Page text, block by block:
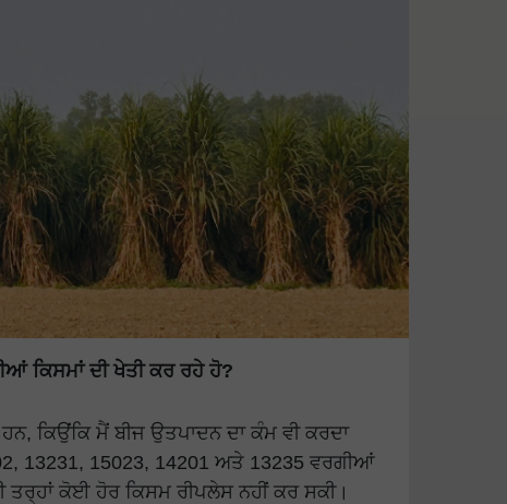
ਕਿਸਮਾਂ ਦੀ ਖੇਤੀ ਕਰ ਰਹੇ ਹੋ?
ਕਿਉਂਕਿ ਮੈਂ ਬੀਜ ਉਤਪਾਦਨ ਦਾ ਕੰਮ ਵੀ ਕਰਦਾ
13231, 15023, 14201 ਅਤੇ 13235 ਵਰਗੀਆਂ
ਕੋਈ ਹੋਰ ਕਿਸਮ ਰੀਪਲੇਸ ਨਹੀਂ ਕਰ ਸਕੀ।